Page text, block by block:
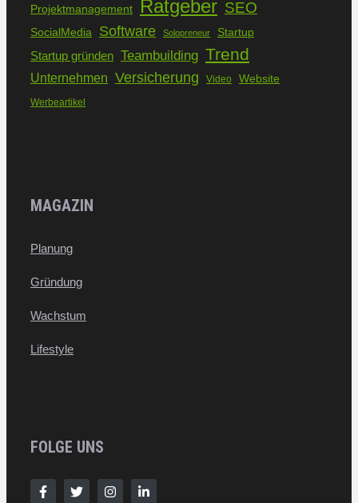
Projektmanagement Ratgeber SEO
SocialMedia Software Solopreneur Startup
Startup gründen Teambuilding Trend
Unternehmen Versicherung Video Website
Werbeartikel
MAGAZIN
Planung
Gründung
Wachstum
Lifestyle
FOLGE UNS